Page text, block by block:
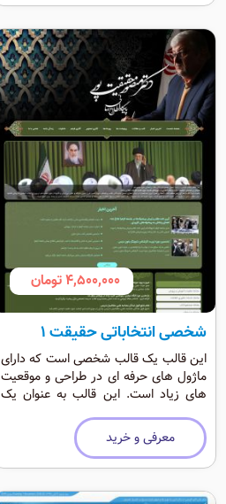
4,500,000 تومان
شخصی انتخاباتی حقیقت 1
این قالب یک قالب شخصی است که دارای
ماژول های حرفه ای در طراحی و موقعیت
های زیاد است. این قالب به عنوان یک
قالب انتخاباتی و شخصی حرفه ای است که
رنگی شاد دارد.معرفی و خرید